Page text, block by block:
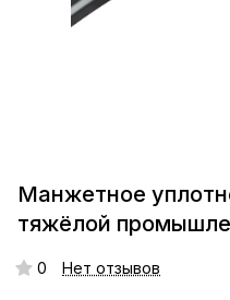
Манжетное
тяжёлой
0 Нет отзывов